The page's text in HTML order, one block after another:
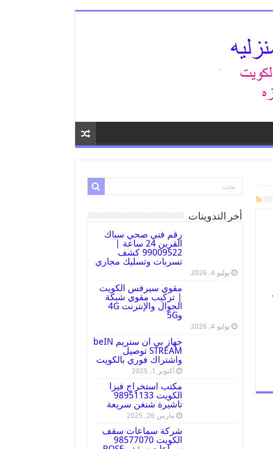
أخر التدوينات
رقم فني صحي سباك
القرين 24 ساعة |
99009522 كشف
تسربات وتسليك مجاري
يوليو 4, 2026
مقوي سيرفس الكويت
| تركيب مقوي شبكة
الجوال والإنترنت 4G
و5G
يوليو 4, 2026
جهاز بي ان ستريم beIN
STREAM توصيل
واشتراك فوري بالكويت
أكتوبر 1, 2025
مكتب استخراج فيزا
الكويت 98951133
تاشيرة شنغن سريعة
مارس 26, 2025
شركة سماعات سقف
الكويت 98577070